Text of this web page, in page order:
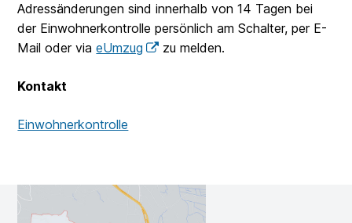
Adressänderungen sind innerhalb von 14 Tagen bei
der Einwohnerkontrolle persönlich am Schalter, per E-
Mail oder viaeUmzug zu melden.
Kontakt
Einwohnerkontrolle
Footer